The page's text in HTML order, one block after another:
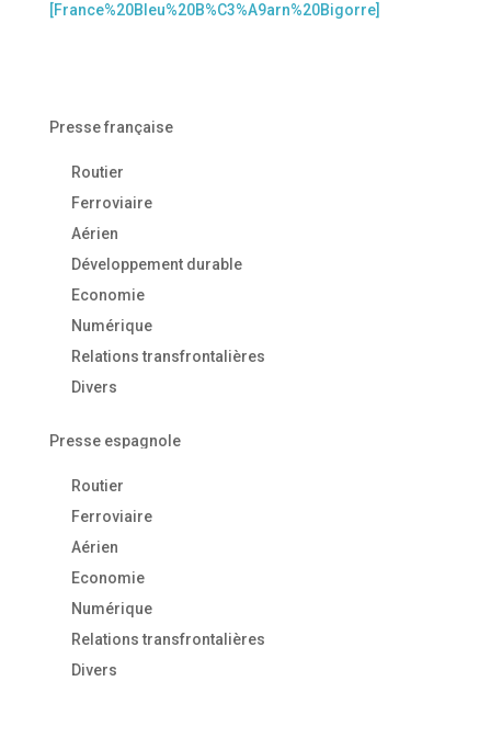
[France%20Bleu%20B%C3%A9arn%20Bigorre]
Presse française
Routier
Ferroviaire
Aérien
Développement durable
Economie
Numérique
Relations transfrontalières
Divers
Presse espagnole
Routier
Ferroviaire
Aérien
Economie
Numérique
Relations transfrontalières
Divers